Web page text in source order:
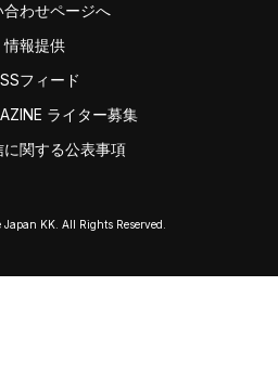
合わせページへ
情報提供
フィード
ライター募集
に関する公表事項
KK. All Rights Reserved.